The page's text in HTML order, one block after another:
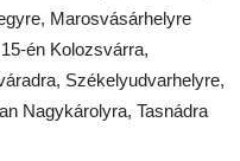
Marosvásárhelyre
én Kolozsvárra,
Székelyudvarhelyre,
Nagykárolyra, Tasnádra